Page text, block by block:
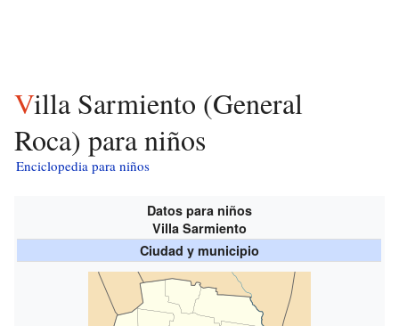
Villa Sarmiento (General
Roca) para niños
Enciclopedia para niños
Datos para niños
Villa Sarmiento
Ciudad y municipio